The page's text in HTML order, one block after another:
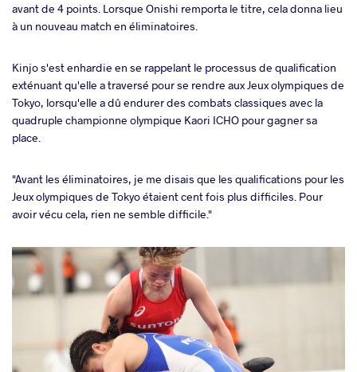
avant de 4 points. Lorsque Onishi remporta le titre, cela donna lieu
à un nouveau match en éliminatoires.
Kinjo s'est enhardie en se rappelant le processus de qualification
exténuant qu'elle a traversé pour se rendre aux Jeux olympiques de
Tokyo, lorsqu'elle a dû endurer des combats classiques avec la
quadruple championne olympique Kaori ICHO pour gagner sa
place.
"Avant les éliminatoires, je me disais que les qualifications pour les
Jeux olympiques de Tokyo étaient cent fois plus difficiles. Pour
avoir vécu cela, rien ne semble difficile."